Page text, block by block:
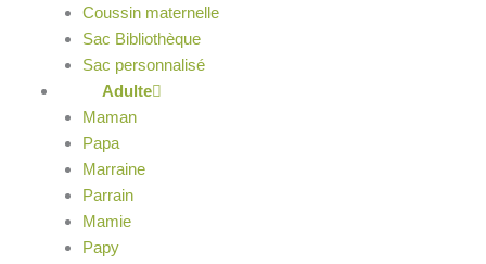
Coussin maternelle
Sac Bibliothèque
Sac personnalisé
Adulte
Maman
Papa
Marraine
Parrain
Mamie
Papy